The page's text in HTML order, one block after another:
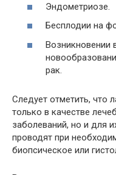
Эндометриозе.
Бесплодии на
Возникновении
рак.
Следует отметить, что
только в качестве
заболеваний, но и для
проводят при
биопсическое или